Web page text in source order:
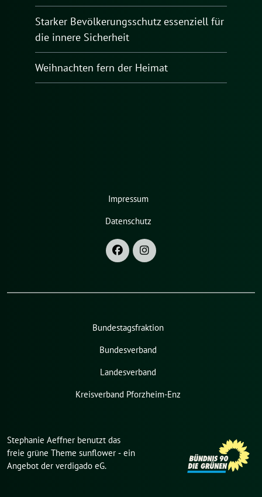
Starker Bevölkerungsschutz essenziell für
die innere Sicherheit
Weihnachten fern der Heimat
Impressum
Datenschutz
Bundestagsfraktion
Bundesverband
Landesverband
Kreisverband Pforzheim-Enz
Stephanie Aeffner benutzt das
freie grüne Theme sunflower ‐ ein
Angebot der verdigado eG.